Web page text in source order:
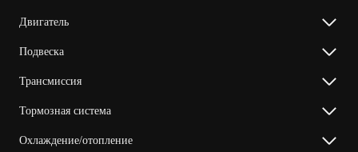
Двигатель
Подвеска
Трансмиссия
Тормозная система
Охлаждение/отопление